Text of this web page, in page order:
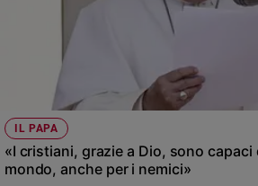
IL PAPA
«I cristiani, grazie a Dio, sono
mondo, anche per i nemici»